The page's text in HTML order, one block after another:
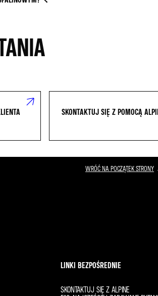
SKONTAKTUJ SIĘ Z POMOCĄ
WRÓĆ NA POCZĄTEK STRONY
LINKI BEZPOŚREDNIE
SKONTAKTUJ SIĘ Z ALPINE